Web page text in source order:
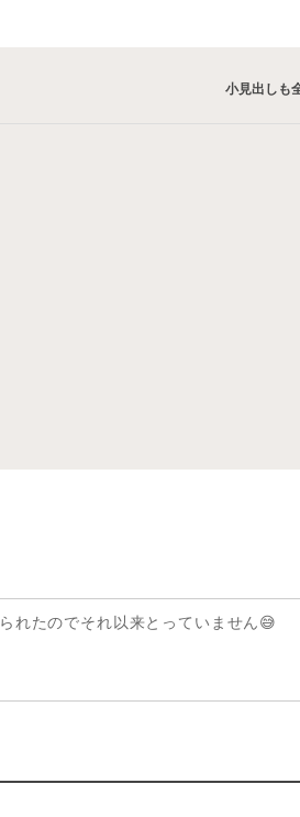
小見出しも
れたのでそれ以来とっていません😅